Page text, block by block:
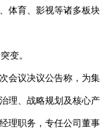
体育、影视等诸多板块
变。
会议决议公告称，为集
理、战略规划及核心产
理职务，专任公司董事